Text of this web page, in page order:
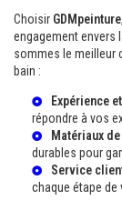
Choisir GDMpeinture
engagement envers
sommes le meilleur
bain :
Expérience
répondre à vos
Matériaux
durables pour
Service
chaque étape de